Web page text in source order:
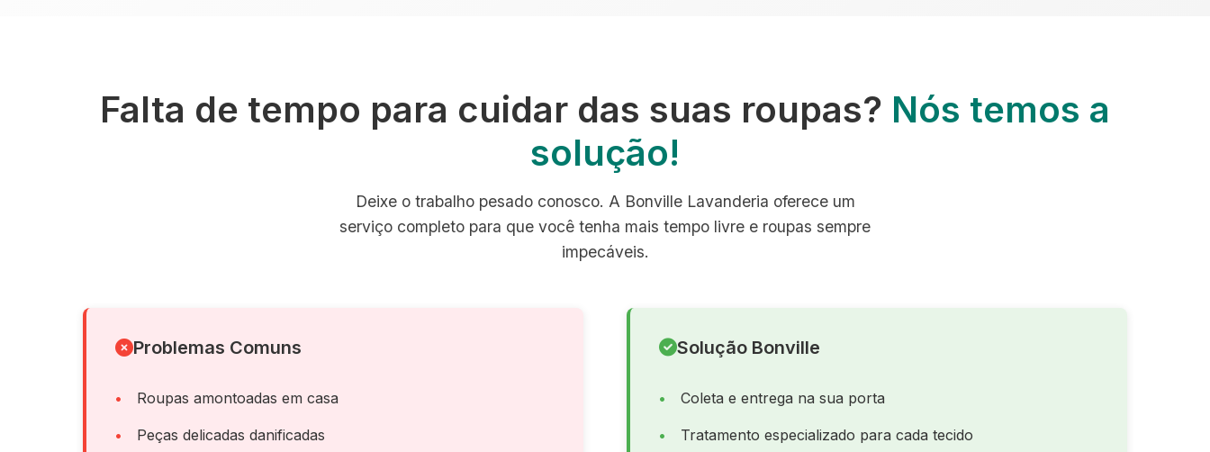
Falta de tempo para cuidar das suas roupas? Nós temos a
solução!
Deixe o trabalho pesado conosco. A Bonville Lavanderia oferece um
serviço completo para que você tenha mais tempo livre e roupas sempre
impecáveis.
Problemas Comuns
Roupas amontoadas em casa
Peças delicadas danificadas
Solução Bonville
Coleta e entrega na sua porta
Tratamento especializado para cada tecido